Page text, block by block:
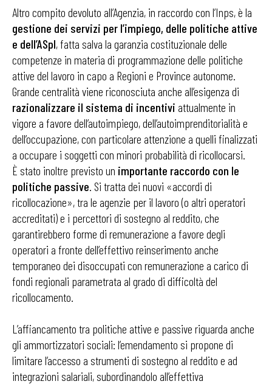
Altro compito devoluto all’Agenzia, in raccordo con l’Inps, è la
gestione dei servizi per l’impiego, delle politiche attive
e dell’ASpI, fatta salva la garanzia costituzionale delle
competenze in materia di programmazione delle politiche
attive del lavoro in capo a Regioni e Province autonome.
Grande centralità viene riconosciuta anche all’esigenza di
razionalizzare il sistema di incentivi attualmente in
vigore a favore dell’autoimpiego, dell’autoimprenditorialità e
dell’occupazione, con particolare attenzione a quelli finalizzati
a occupare i soggetti con minori probabilità di ricollocarsi.
È stato inoltre previsto un importante raccordo con le
politiche passive. Si tratta dei nuovi «accordi di
ricollocazione», tra le agenzie per il lavoro (o altri operatori
accreditati) e i percettori di sostegno al reddito, che
garantirebbero forme di remunerazione a favore degli
operatori a fronte dell’effettivo reinserimento anche
temporaneo dei disoccupati con remunerazione a carico di
fondi regionali parametrata al grado di difficoltà del
ricollocamento.
L’affiancamento tra politiche attive e passive riguarda anche
gli ammortizzatori sociali: l’emendamento si propone di
limitare l’accesso a strumenti di sostegno al reddito e ad
integrazioni salariali, subordinandolo all’effettiva